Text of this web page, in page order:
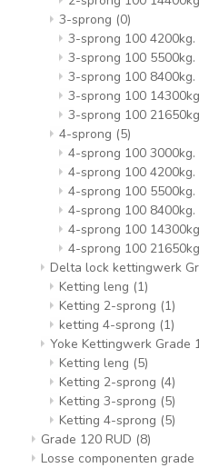
3-sprong (0)
3-sprong 100 4200kg.
3-sprong 100 5500kg.
3-sprong 100 8400kg.
3-sprong 100
3-sprong 100
4-sprong (5)
4-sprong 100 3000kg.
4-sprong 100 4200kg.
4-sprong 100 5500kg.
4-sprong 100 8400kg.
4-sprong 100
4-sprong 100
Delta lock kettingwerk
Ketting leng (1)
Ketting 2-sprong (1)
ketting 4-sprong (1)
Yoke Kettingwerk Grade
Ketting leng (5)
Ketting 2-sprong (4)
Ketting 3-sprong (5)
Ketting 4-sprong (5)
Grade 120 RUD (8)
Losse componenten grade